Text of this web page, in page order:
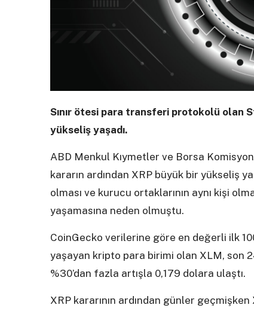
Sınır ötesi para transferi protokolü olan
yükseliş yaşadı.
ABD Menkul Kıymetler ve Borsa
kararın ardından XRP büyük bir yükseliş
olması ve kurucu ortaklarının aynı kişi
yaşamasına neden olmuştu.
CoinGecko verilerine göre en değerli ilk
yaşayan kripto para birimi olan XLM, son
%30’dan fazla artışla 0,179 dolara ulaştı.
XRP kararının ardından günler